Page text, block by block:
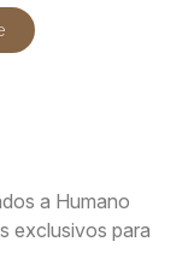
a Humano
exclusivos para